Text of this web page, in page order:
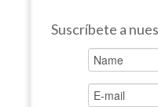
Suscríbete a